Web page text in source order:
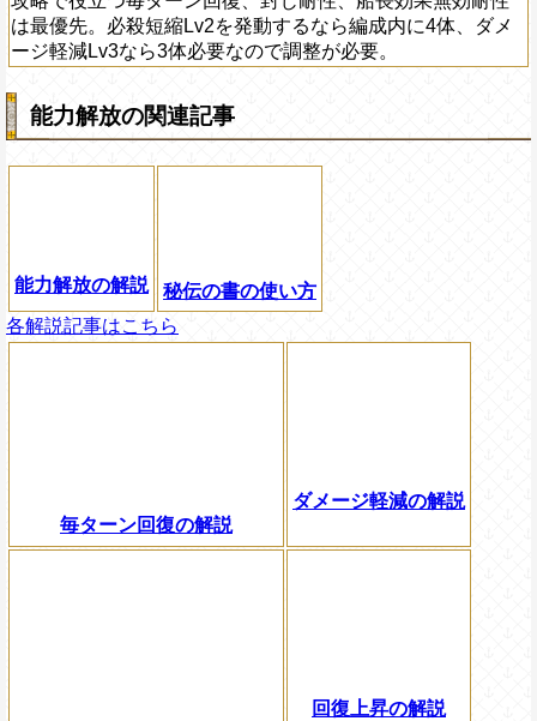
は最優先。必殺短縮Lv2を発動するなら編成内に4体、ダメ
ージ軽減Lv3なら3体必要なので調整が必要。
能力解放の関連記事
能力解放の解説
秘伝の書の使い方
各解説記事はこちら
毎ターン回復の解説
ダメージ軽減の解説
回復上昇の解説